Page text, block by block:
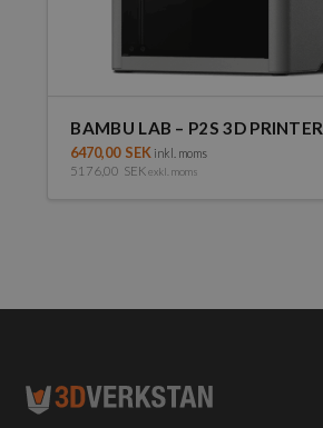
BAMBU LAB – P2S 3D PRINTER
6470,00 SEK inkl. moms
5176,00 SEK exkl. moms